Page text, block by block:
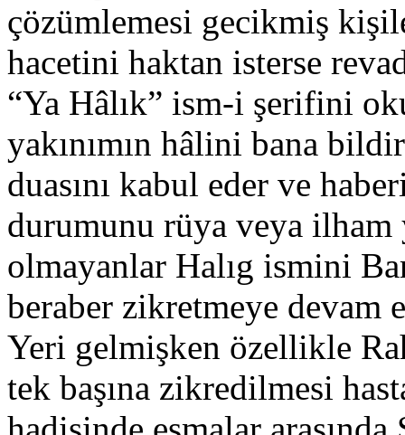
çözümlemesi gecikmiş
hacetini haktan isterse
“Ya Hâlık” ism-i şerifini
yakınımın hâlini bana
duasını kabul eder ve
durumunu rüya veya
olmayanlar Halıg ismini
beraber zikretmeye devam
Yeri gelmişken özellikle
tek başına zikredilmesi